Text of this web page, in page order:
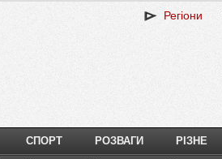
Регіони
СПОРТ РОЗВАГИ РІЗНЕ